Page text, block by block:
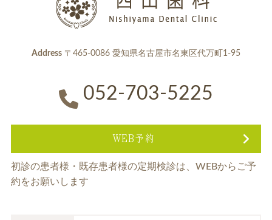
Address 〒465-0086 愛知県名古屋市名東区代万町1-95
052-703-5225
WEB予約
初診の患者様・既存患者様の定期検診は、 WEBからご予
約をお願いします